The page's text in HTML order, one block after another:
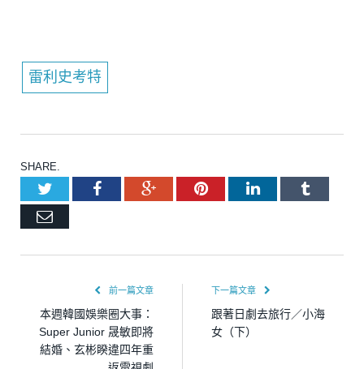
雷利史考特
SHARE.
TwitterFacebookGoogle+PinterestLinkedInTumblr
Email
前一篇文章
本週韓國娛樂圈大事：
Super Junior 晟敏即將
結婚、玄彬睽違四年重
下一篇文章
跟著日劇去旅行／小海
女（下）